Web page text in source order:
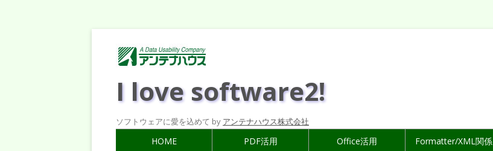
I love software2!
ソフトウェアに愛を込めて by アンテナハウス株式会社
HOME PDF活用 Office活用 Formatter/XML関係